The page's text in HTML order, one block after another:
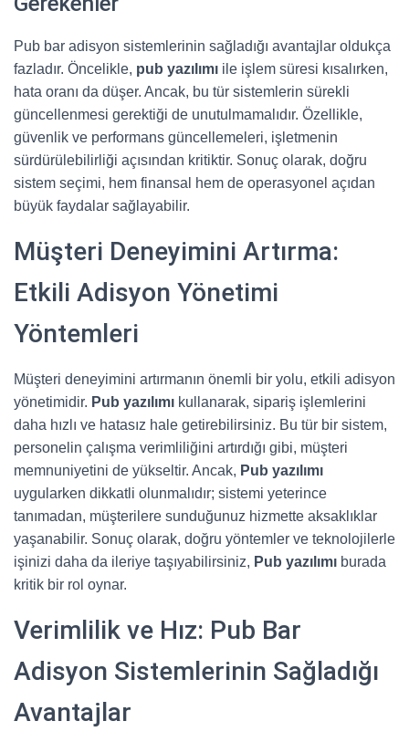
Pub bar adisyon sistemlerinin sağladığı avantajlar oldukça
fazladır. Öncelikle, pub yazılımı ile işlem süresi kısalırken,
hata oranı da düşer. Ancak, bu tür sistemlerin sürekli
güncellenmesi gerektiği de unutulmamalıdır. Özellikle,
güvenlik ve performans güncellemeleri, işletmenin
sürdürülebilirliği açısından kritiktir. Sonuç olarak, doğru
sistem seçimi, hem finansal hem de operasyonel açıdan
büyük faydalar sağlayabilir.
Müşteri Deneyimini Artırma:
Etkili Adisyon Yönetimi
Yöntemleri
Müşteri deneyimini artırmanın önemli bir yolu, etkili adisyon
yönetimidir. Pub yazılımı kullanarak, sipariş işlemlerini
daha hızlı ve hatasız hale getirebilirsiniz. Bu tür bir sistem,
personelin çalışma verimliliğini artırdığı gibi, müşteri
memnuniyetini de yükseltir. Ancak, Pub yazılımı
uygularken dikkatli olunmalıdır; sistemi yeterince
tanımadan, müşterilere sunduğunuz hizmette aksaklıklar
yaşanabilir. Sonuç olarak, doğru yöntemler ve teknolojilerle
işinizi daha da ileriye taşıyabilirsiniz, Pub yazılımı burada
kritik bir rol oynar.
Verimlilik ve Hız: Pub Bar
Adisyon Sistemlerinin Sağladığı
Avantajlar